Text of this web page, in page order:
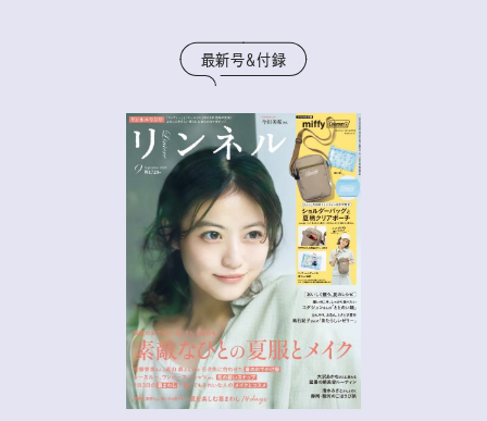
最新号＆付録